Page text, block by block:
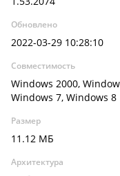
Обновлено
2022-03-29 10:28:10
Совместимость
Windows 2000,
Windows 7, Windows 8
Размер
11.12 МБ
Архитектура